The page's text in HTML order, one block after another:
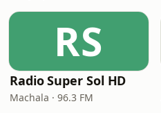
RS
Radio Super Sol HD
Machala · 96.3 FM